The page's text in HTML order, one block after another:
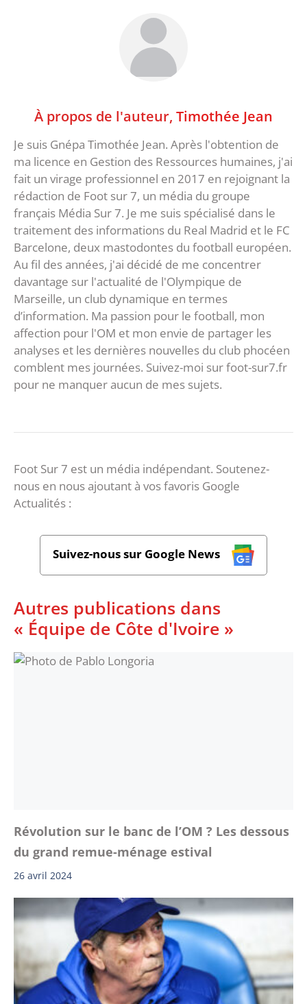
À propos de l'auteur, Timothée Jean
Je suis Gnépa Timothée Jean. Après l'obtention de
ma licence en Gestion des Ressources humaines, j'ai
fait un virage professionnel en 2017 en rejoignant la
rédaction de Foot sur 7, un média du groupe
français Média Sur 7. Je me suis spécialisé dans le
traitement des informations du Real Madrid et le FC
Barcelone, deux mastodontes du football européen.
Au fil des années, j'ai décidé de me concentrer
davantage sur l'actualité de l'Olympique de
Marseille, un club dynamique en termes
d’information. Ma passion pour le football, mon
affection pour l'OM et mon envie de partager les
analyses et les dernières nouvelles du club phocéen
comblent mes journées. Suivez-moi sur foot-sur7.fr
pour ne manquer aucun de mes sujets.
Foot Sur 7 est un média indépendant. Soutenez-
nous en nous ajoutant à vos favoris Google
Actualités :
Suivez-nous sur Google News
Autres publications dans
« Équipe de Côte d'Ivoire »
Révolution sur le banc de l’OM ? Les dessous
du grand remue-ménage estival
26 avril 2024